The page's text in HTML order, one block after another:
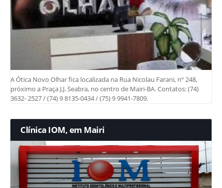
A Ótica Novo Olhar fica localizada na Rua Nicolau Farani, nº 248,
próximo a Praça J.J. Seabra, no centro de Mairi-BA. Contatos: (74)
3632- 2527 / (74) 9 8135-0434 / (75) 9 9941-7809.
Clínica IOM, em Mairi